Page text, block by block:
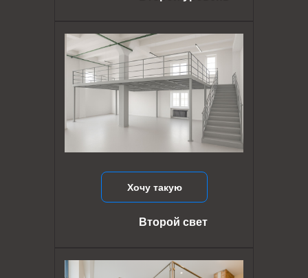
Хочу такую
Второй свет